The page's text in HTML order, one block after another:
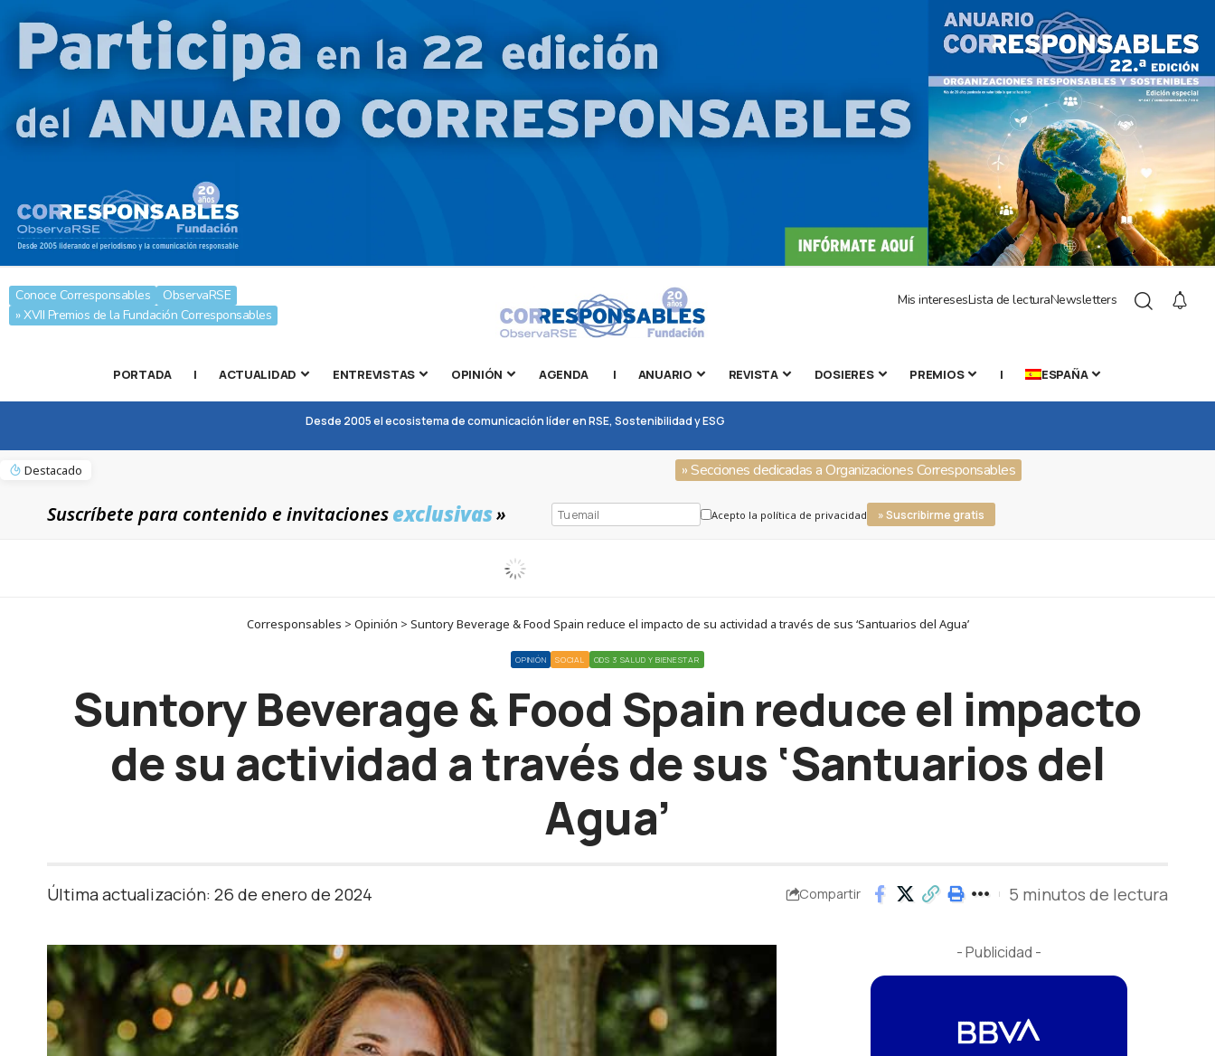
Conoce Corresponsables
ObservaRSE
» XVII Premios de la Fundación Corresponsables
Mis interesesLista de lecturaNewsletters
PORTADA | ACTUALIDAD ENTREVISTAS OPINIÓN AGENDA | ANUARIO REVISTA DOSIERES PREMIOS | ESPAÑA
Desde 2005 el ecosistema de comunicación líder en RSE, Sostenibilidad y ESG
Destacado » Secciones dedicadas a Organizaciones Corresponsables
Suscríbete para contenido e invitacionesexclusivas» Acepto la política de privacidad » Suscribirme gratis
Corresponsables > Opinión > Suntory Beverage & Food Spain reduce el impacto de su actividad a través de sus ‘Santuarios del Agua’
OPINIÓN SOCIAL ODS 3 SALUD Y BIENESTAR
Suntory Beverage & Food Spain reduce el impacto
de su actividad a través de sus ‘Santuarios del
Agua’
Última actualización: 26 de enero de 2024 Compartir 5 minutos de lectura
- Publicidad -